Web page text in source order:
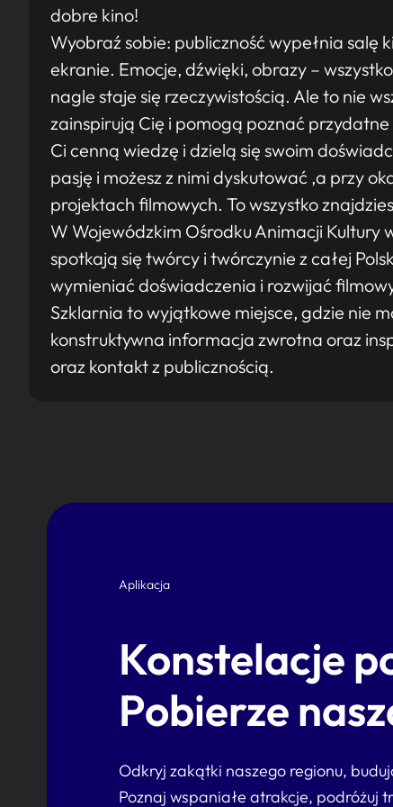
dobre kino!
Wyobraź sobie: publiczność wypełnia salę
ekranie. Emocje, dźwięki, obrazy –
nagle staje się rzeczywistością. Ale to nie
zainspirują Cię i pomogą poznać
Ci cenną wiedzę i dzielą się swoim
pasję i możesz z nimi dyskutować ,a przy
projektach filmowych. To wszystko
W Wojewódzkim Ośrodku Animacji Kultury
spotkają się twórcy i twórczynie z całej
wymieniać doświadczenia i rozwijać
Szklarnia to wyjątkowe miejsce, gdzie nie
konstruktywna informacja zwrotna oraz
oraz kontakt z publicznością.
Aplikacja
Konstelacje
Pobierze
Odkryj zakątki naszego regionu,
Poznaj wspaniałe atrakcje, podróżuj